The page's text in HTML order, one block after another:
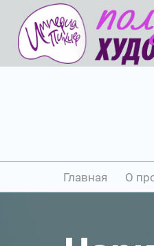
Главная О